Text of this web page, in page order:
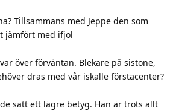
Tillsammans med Jeppe den som
jämfört med ifjol
över förväntan. Blekare på sistone,
dras med vår iskalle förstacenter?
satt ett lägre betyg. Han är trots allt